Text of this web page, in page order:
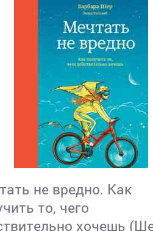
не вредно. Как
то, чего
хочешь